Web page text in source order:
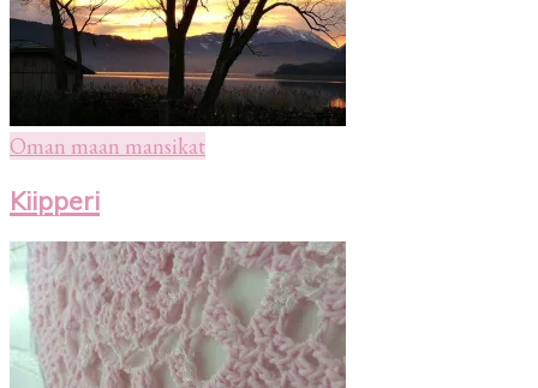
Oman maan mansikat
Kiipperi